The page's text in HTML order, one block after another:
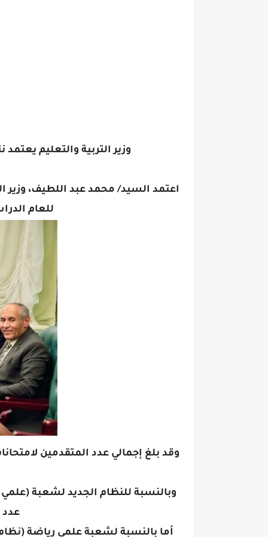
وزير التربية والتعليم يعتمد نتيجة امتحانات
اعتمد السيد/ محمد عبد اللطيف، وزير
للعام الدراسي 2024/ 2025 بنسبة نجاح النظام الجديد 79.2%،
عدد الناجحين